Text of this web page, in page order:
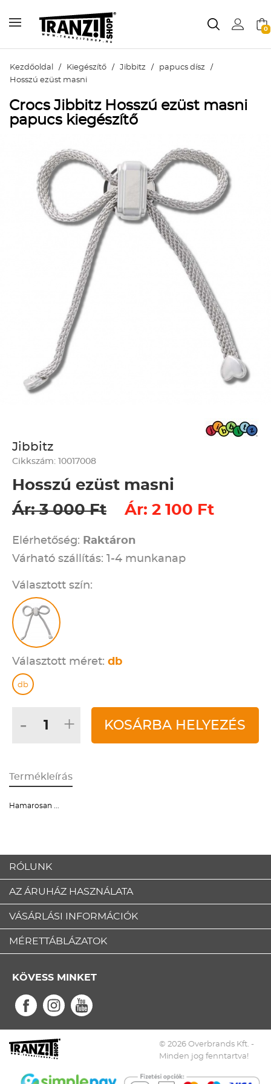
0
Kezdőoldal / Kiegészítő / Jibbitz / papucs dísz /
Hosszú ezüst masni
Crocs Jibbitz Hosszú ezüst masni
papucs kiegészítő
Jibbitz
Cikkszám: 10017008
Hosszú ezüst masni
Ár: 3 000 Ft
Ár: 2 100 Ft
Elérhetőség: Raktáron
Várható szállítás: 1-4 munkanap
Választott szín:
Választott méret: db
db
- + KOSÁRBA HELYEZÉS
Termékleírás
Hamarosan ...
RÓLUNK
AZ ÁRUHÁZ HASZNÁLATA
VÁSÁRLÁSI INFORMÁCIÓK
MÉRETTÁBLÁZATOK
KÖVESS MINKET
© 2026 Overbrands Kft. -
Minden jog fenntartva!